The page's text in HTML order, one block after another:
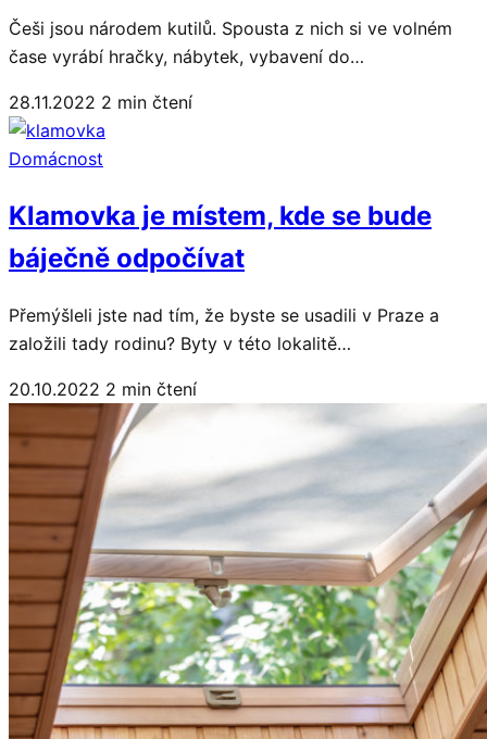
Češi jsou národem kutilů. Spousta z nich si ve volném
čase vyrábí hračky, nábytek, vybavení do…
28.11.2022 2 min čtení
Domácnost
Klamovka je místem, kde se bude
báječně odpočívat
Přemýšleli jste nad tím, že byste se usadili v Praze a
založili tady rodinu? Byty v této lokalitě…
20.10.2022 2 min čtení